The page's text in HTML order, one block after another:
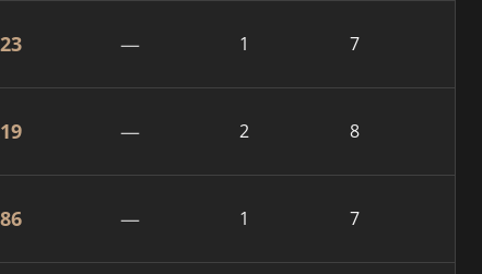
— 1 7
— 2 8
— 1 7